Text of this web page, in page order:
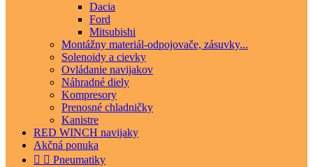
Dacia
Ford
Mitsubishi
Montážny materiál-odpojovače, zásuvky...
Solenoidy a cievky
Ovládanie navijakov
Náhradné diely
Kompresory
Prenosné chladničky
Kanistre
RED WINCH navijaky
Akčná ponuka
  Pneumatiky